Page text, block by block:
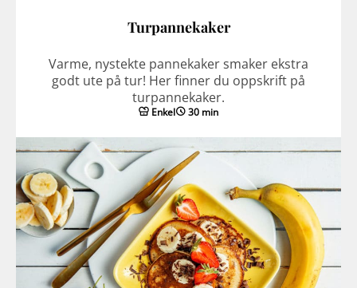
Turpannekaker
Varme, nystekte pannekaker smaker ekstra
godt ute på tur! Her finner du oppskrift på
turpannekaker.
Enkel 30 min